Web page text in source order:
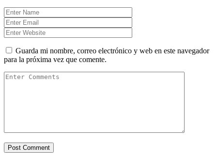
Guarda mi nombre, correo electrónico y web en este navegador
para la próxima vez que comente.